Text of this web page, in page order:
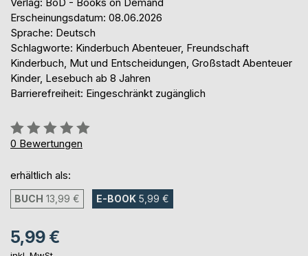
Erscheinungsdatum: 08.06.2026
Sprache: Deutsch
Schlagworte: Kinderbuch Abenteuer, Freundschaft
Kinderbuch, Mut und Entscheidungen, Großstadt Abenteuer
Kinder, Lesebuch ab 8 Jahren
Barrierefreiheit: Eingeschränkt zugänglich
Bewertung::
0%
0 Bewertungen
erhältlich als:
BUCH 13,99 € E-BOOK 5,99 €
5,99 €